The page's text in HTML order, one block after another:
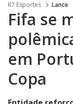
R7 Esportes Lance
Fifa se
em
Copa